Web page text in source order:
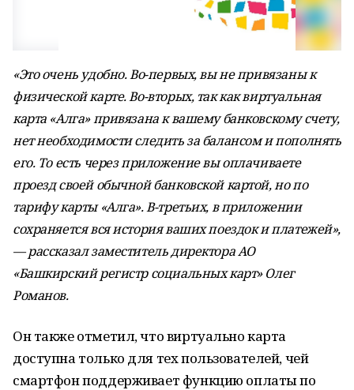
«Это очень удобно. Во-первых, вы не привязаны к
физической карте. Во-вторых, так как виртуальная
карта «Алга» привязана к вашему банковскому счету,
нет необходимости следить за балансом и пополнять
его. То есть через приложение вы оплачиваете
проезд своей обычной банковской картой, но по
тарифу карты «Алга». В-третьих, в приложении
сохраняется вся история ваших поездок и платежей»,
— рассказал заместитель директора АО
«Башкирский регистр социальных карт» Олег
Романов.
Он также отметил, что виртуально карта
доступна только для тех пользователей, чей
смартфон поддерживает функцию оплаты по